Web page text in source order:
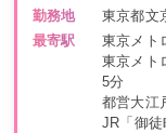
勤務地
東京都文
最寄駅
東京メト
東京メト
5分
都営大江
JR「御徒